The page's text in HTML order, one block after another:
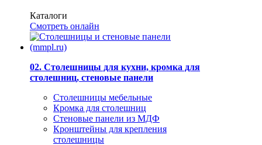
Каталоги
Смотреть онлайн
02. Столешницы для кухни, кромка для
столешниц, стеновые панели
Столешницы мебельные
Кромка для столешниц
Стеновые панели из МДФ
Кронштейны для крепления
столешницы